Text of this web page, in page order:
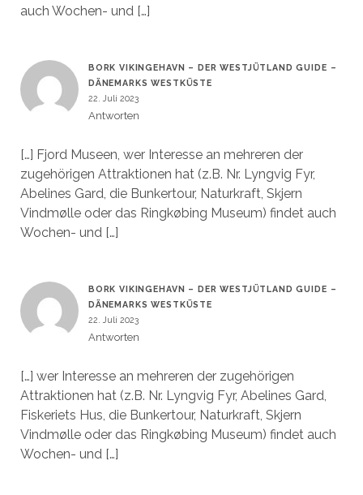
auch Wochen- und […]
BORK VIKINGEHAVN – DER WESTJÜTLAND GUIDE –
DÄNEMARKS WESTKÜSTE
22. Juli 2023
Antworten
[…] Fjord Museen, wer Interesse an mehreren der
zugehörigen Attraktionen hat (z.B. Nr. Lyngvig Fyr,
Abelines Gard, die Bunkertour, Naturkraft, Skjern
Vindmølle oder das Ringkøbing Museum) findet auch
Wochen- und […]
BORK VIKINGEHAVN – DER WESTJÜTLAND GUIDE –
DÄNEMARKS WESTKÜSTE
22. Juli 2023
Antworten
[…] wer Interesse an mehreren der zugehörigen
Attraktionen hat (z.B. Nr. Lyngvig Fyr, Abelines Gard,
Fiskeriets Hus, die Bunkertour, Naturkraft, Skjern
Vindmølle oder das Ringkøbing Museum) findet auch
Wochen- und […]